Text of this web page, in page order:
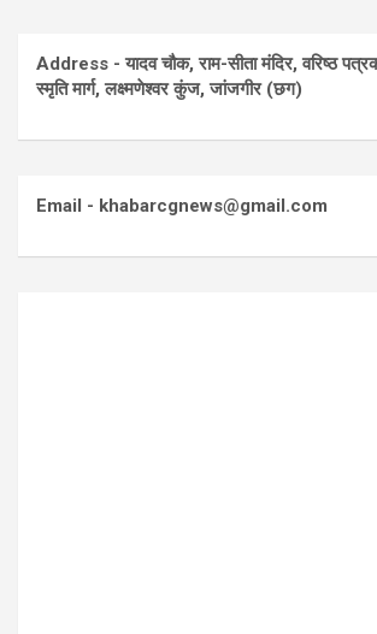
Address - यादव चौक, राम-सीता मंदिर, वरिष्ठ
स्मृति मार्ग, लक्ष्मणेश्वर कुंज, जांजगीर (छग)
Email - khabarcgnews@gmail.com